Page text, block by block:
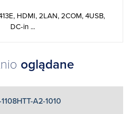
HDMI, 2LAN, 2COM, 4USB,
DC-in ...
oglądane
A2-1010